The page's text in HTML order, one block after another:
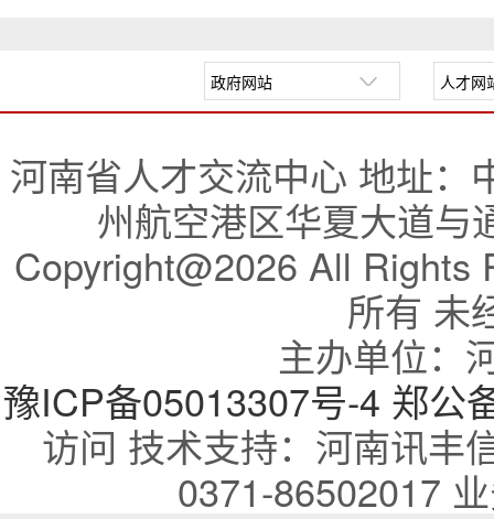
河南省人才交流中心 地址：
州航空港区华夏大道与
Copyright@2026 All Rights
所有 未
主办单位：
豫ICP备05013307号-4 郑公
访问 技术支持：河南讯丰
0371-86502017